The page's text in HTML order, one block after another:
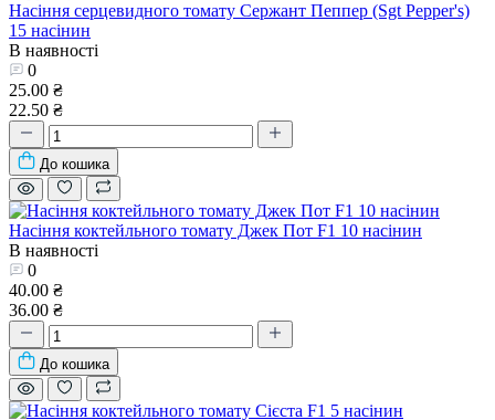
Насіння серцевидного томату Сержант Пеппер (Sgt Pepper's)
15 насінин
В наявності
0
25.00 ₴
22.50 ₴
До кошика
Насіння коктейльного томату Джек Пот F1 10 насінин
В наявності
0
40.00 ₴
36.00 ₴
До кошика